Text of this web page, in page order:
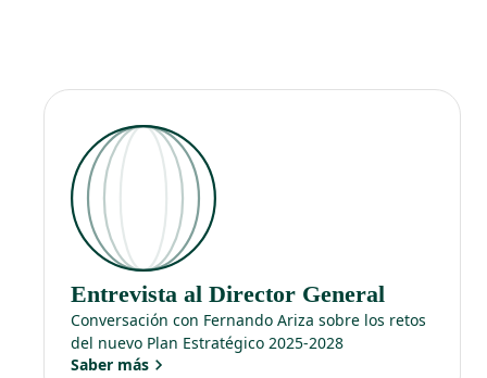
Entrevista al Director General
Conversación con Fernando Ariza sobre los retos
del nuevo Plan Estratégico 2025-2028
Saber más